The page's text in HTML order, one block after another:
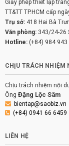
Giấy phép thiết lập
TT&TT TP.HCM cấp
Trụ sở: 418 Hai Bà
Văn phòng: 343/24-26
Hotline: (+84) 984 943
CHỊU TRÁCH NHIỆM
Chịu trách nhiệm nội
Ông Đặng Lộc Sâm
bientap@saobiz.vn
(+84) 0941 66 6459
LIÊN HỆ